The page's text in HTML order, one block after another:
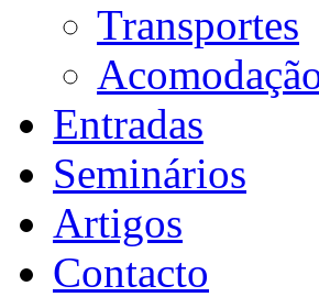
Transportes
Entradas
Seminários
Artigos
Contacto